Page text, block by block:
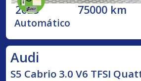
2023 75000 km
Automático
Audi
S5 Cabrio 3.0 V6 TFSI